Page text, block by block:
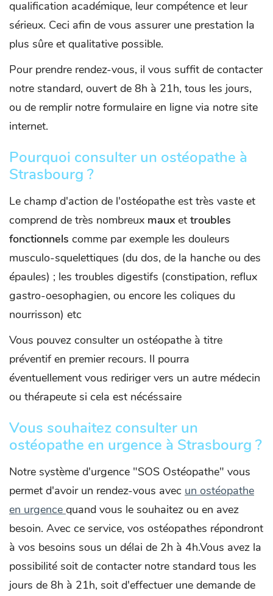
qualification académique, leur compétence et leur
sérieux. Ceci afin de vous assurer une prestation la
plus sûre et qualitative possible.
Pour prendre rendez-vous, il vous suffit de contacter
notre standard, ouvert de 8h à 21h, tous les jours,
ou de remplir notre formulaire en ligne via notre site
internet.
Pourquoi consulter un ostéopathe à
Strasbourg ?
Le champ d'action de l'ostéopathe est très vaste et
comprend de très nombreux maux et troubles
fonctionnels comme par exemple les douleurs
musculo-squelettiques (du dos, de la hanche ou des
épaules) ; les troubles digestifs (constipation, reflux
gastro-oesophagien, ou encore les coliques du
nourrisson) etc
Vous pouvez consulter un ostéopathe à titre
préventif en premier recours. Il pourra
éventuellement vous rediriger vers un autre médecin
ou thérapeute si cela est nécéssaire
Vous souhaitez consulter un
ostéopathe en urgence à Strasbourg ?
Notre système d'urgence "SOS Ostéopathe" vous
permet d'avoir un rendez-vous avec un ostéopathe
en urgence quand vous le souhaitez ou en avez
besoin. Avec ce service, vos ostéopathes répondront
à vos besoins sous un délai de 2h à 4h.Vous avez la
possibilité soit de contacter notre standard tous les
jours de 8h à 21h, soit d'effectuer une demande de